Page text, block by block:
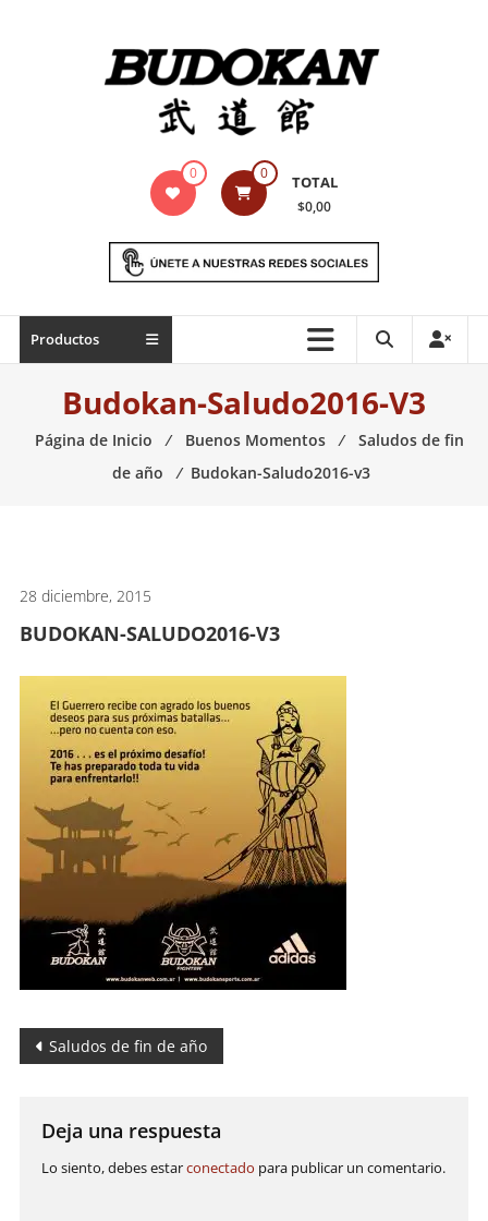
Indumentaria
marciales
Todo
necesario
de
0 0 TOTAL
$0,00
Productos
Budokan-Saludo2016-V3
Página de Inicio ⁄ Buenos Momentos ⁄ Saludos de fin
de año
⁄ Budokan-Saludo2016-v3
28 diciembre, 2015
BUDOKAN-SALUDO2016-V3
Navegación
entradas
Saludos de fin de año
Deja una respuesta
Lo siento, debes estarconectado para publicar un comentario.